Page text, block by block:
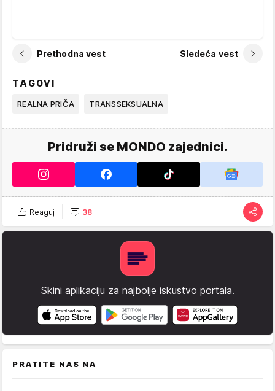
Prethodna vest Sledeća vest
TAGOVI
REALNA PRIČA TRANSSEKSUALNA
Pridruži se MONDO zajednici.
Reaguj 38
Skini aplikaciju za najbolje iskustvo portala.
PRATITE NAS NA